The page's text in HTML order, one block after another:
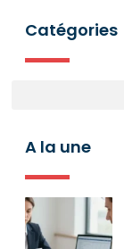
Catégories
A la une